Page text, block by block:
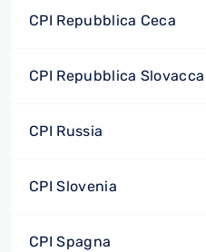
CPI Repubblica Ceca
CPI Repubblica Slovacca
CPI Russia
CPI Slovenia
CPI Spagna